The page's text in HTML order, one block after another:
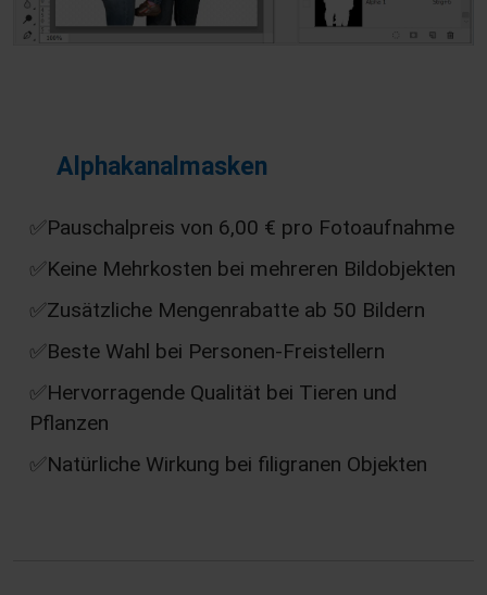
Alphakanalmasken
✅Pauschalpreis von 6,00 € pro Fotoaufnahme
✅Keine Mehrkosten bei mehreren Bildobjekten
✅Zusätzliche Mengenrabatte ab 50 Bildern
✅Beste Wahl bei Personen-Freistellern
✅Hervorragende Qualität bei Tieren und
Pflanzen
✅Natürliche Wirkung bei filigranen Objekten